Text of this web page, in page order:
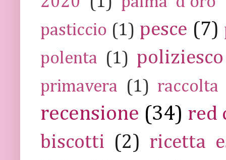
pasticcio (1) pesce (7)
polenta (1) poliziesco
primavera (1) raccolta
recensione (34) red
biscotti (2) ricetta